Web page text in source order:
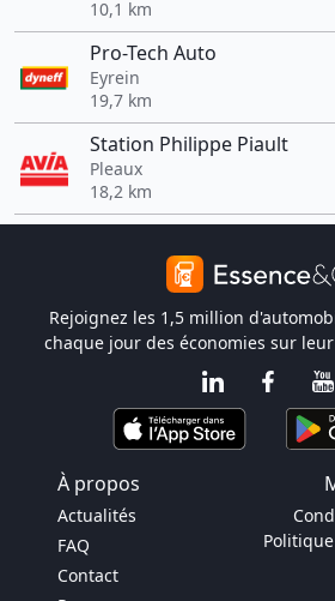
10,1 km
Pro-Tech Auto
Eyrein
19,7 km
Station Philippe Piault
Pleaux
18,2 km
Rejoignez les 1,5 million
chaque jour des économies sur
À propos
Actualités
FAQ
Contact